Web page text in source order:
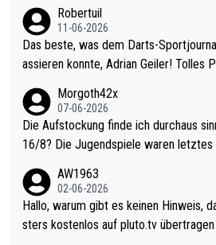
Robertuil
11-06-2026
Das beste, was dem Darts-
assieren konnte, Adrian Geiler! Tolles
Morgoth42x
07-06-2026
Die Aufstockung finde ich durchaus
16/8? Die Jugendspiele waren letztes Jahr durchaus sehr kurz
Allerdings ist Mitchell Lawrie als Nummer 1 der Welt eh qualifi
ziert. Somit ändert die automatische
sters erstmal nichts. Ich denke sie wollen damit für nächstes J
AW1963
02-06-2026
Hallo, warum gibt es keinen Hinweis, dass die Nordic Darts Ma
sters kostenlos auf pluto.tv